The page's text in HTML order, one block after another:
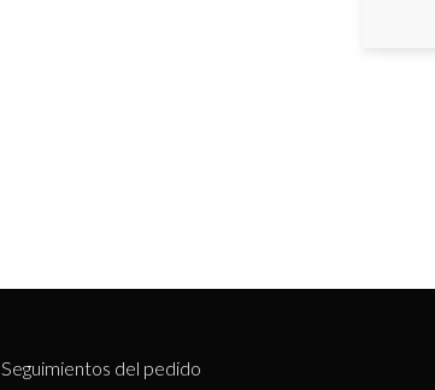
Seguimientos del pedido